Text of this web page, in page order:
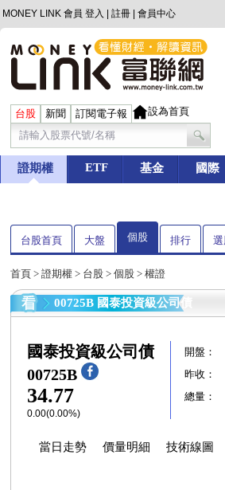
MONEY LINK 會員 登入 註冊 會員中心
台股 新聞 訂閱電子報 設為首頁
證期權 ETF 基金 國際
台股首頁 大盤 個股 排行
首頁 > 證期權 > 台股 > 個股 > 權證
00725B 國泰投資級公司債
國泰投資級公司債
00725B
34.77
0.00(0.00%)
開盤：
昨收：
總量：
當日走勢 價量明細 技術線圖